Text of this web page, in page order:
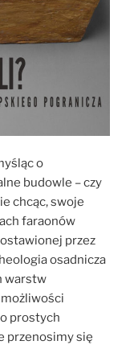
o
budowle – czy
chcąc, swoje
faraonów
przez
osadnicza
warstw
prostych
przenosimy się